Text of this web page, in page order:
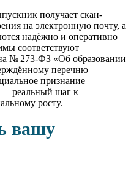
получает скан-
на электронную почту, а
надёжно и оперативно
соответствуют
№ 273-ФЗ «Об образовании
перечню
признание
реальный шаг к
росту.
вашу